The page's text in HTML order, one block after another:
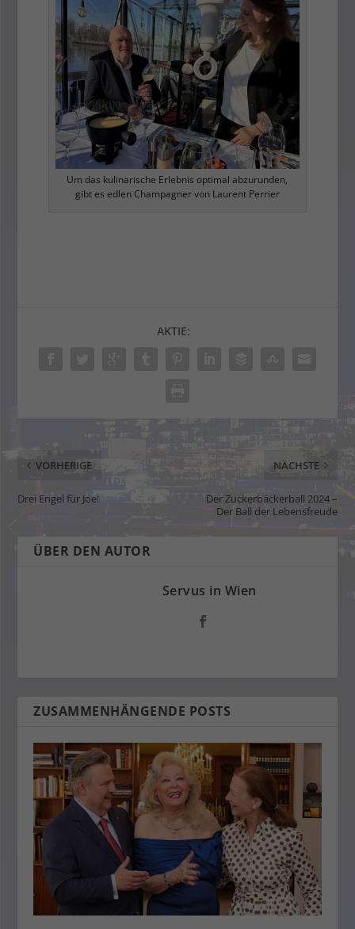
Um das kulinarische Erlebnis optimal abzurunden,
gibt es edlen Champagner von Laurent Perrier
AKTIE:
VORHERIGE
Drei Engel für Joe!
NÄCHSTE
Der Zuckerbäckerball 2024 –
Der Ball der Lebensfreude
ÜBER DEN AUTOR
Servus in Wien
ZUSAMMENHÄNGENDE POSTS